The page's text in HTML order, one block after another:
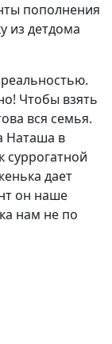
пополнения
из детдома
Чтобы взять
вся семья.
Наташа в
суррогатной
дает
он наше
нам не по